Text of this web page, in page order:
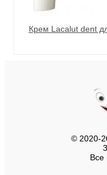
Крем Lacalut dent
© 2020-
Все